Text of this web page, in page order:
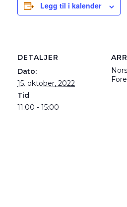
Legg til i kalender
DETALJER
Dato:
15. oktober, 2022
Tid
11:00 - 15:00